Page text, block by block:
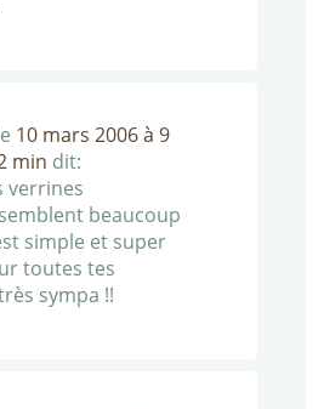
10 mars 2006 à 9
min dit:
verrines
beaucoup
simple et super
toutes tes
sympa !!